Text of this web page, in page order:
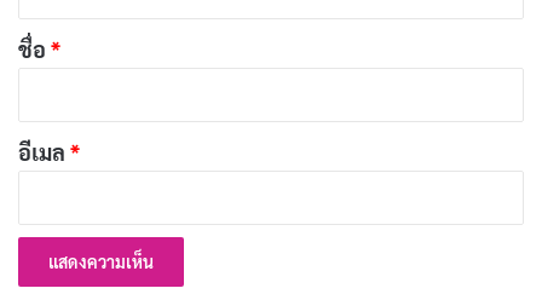
ทั้งกวี นักดนตรี และนักปราชญ์ เธอมีความเชี่ยวชาญใน
สามารถอันเพียบพร้อมของเธอทำให้เธอเป็นที่จดจำและ
ยกย่องในประวัติศาสตร์ไทย
สตรีผู้รอบรู้ในงานศิลป์และวิทยาการ
นางนพมาศมีความเชี่ยวชาญในด้านภาษาศาสตร์ ทั้งภาษา
*
ชื่อ *
อีเมล *